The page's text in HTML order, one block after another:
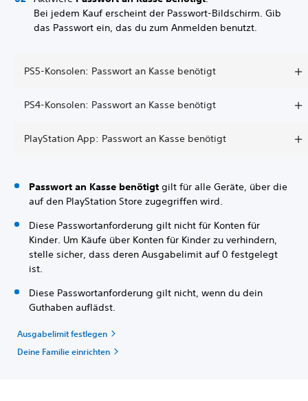
Bei jedem Kauf erscheint der Passwort-Bildschirm. Gib
das Passwort ein, das du zum Anmelden benutzt.
PS5-Konsolen: Passwort an Kasse benötigt
PS4-Konsolen: Passwort an Kasse benötigt
PlayStation App: Passwort an Kasse benötigt
Passwort an Kasse benötigt gilt für alle Geräte, über die
auf den PlayStation Store zugegriffen wird.
Diese Passwortanforderung gilt nicht für Konten für
Kinder. Um Käufe über Konten für Kinder zu verhindern,
stelle sicher, dass deren Ausgabelimit auf 0 festgelegt
ist.
Diese Passwortanforderung gilt nicht, wenn du dein
Guthaben auflädst.
Ausgabelimit festlegen
Deine Familie einrichten